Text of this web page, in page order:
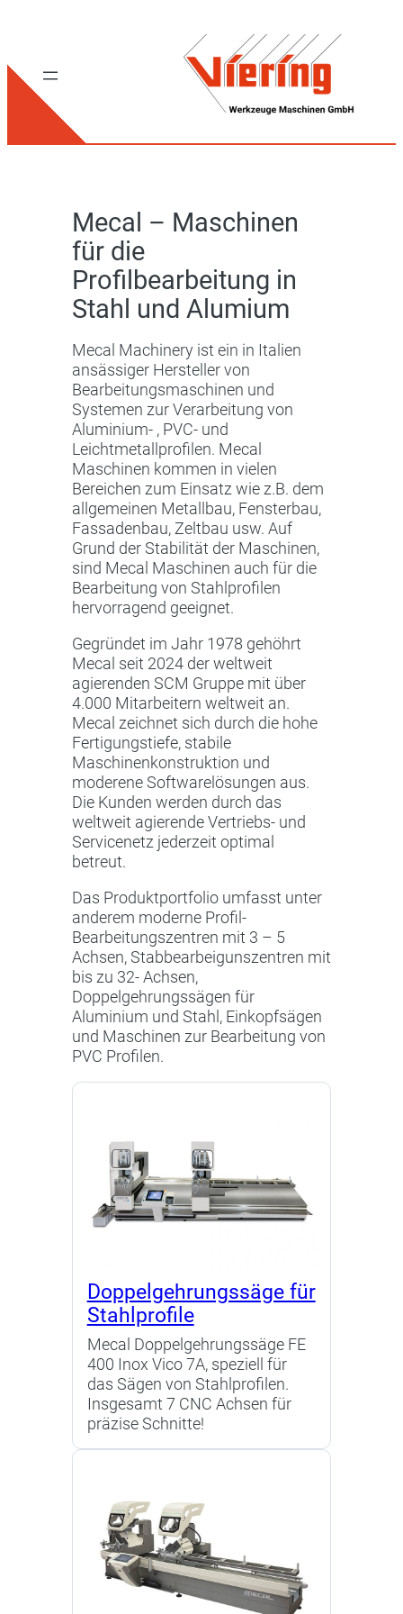
Mecal – Maschinen
für die
Profilbearbeitung in
Stahl und Alumium
Mecal Machinery ist ein in Italien
ansässiger Hersteller von
Bearbeitungsmaschinen und
Systemen zur Verarbeitung von
Aluminium- , PVC- und
Leichtmetallprofilen. Mecal
Maschinen kommen in vielen
Bereichen zum Einsatz wie z.B. dem
allgemeinen Metallbau, Fensterbau,
Fassadenbau, Zeltbau usw. Auf
Grund der Stabilität der Maschinen,
sind Mecal Maschinen auch für die
Bearbeitung von Stahlprofilen
hervorragend geeignet.
Gegründet im Jahr 1978 gehöhrt
Mecal seit 2024 der weltweit
agierenden SCM Gruppe mit über
4.000 Mitarbeitern weltweit an.
Mecal zeichnet sich durch die hohe
Fertigungstiefe, stabile
Maschinenkonstruktion und
moderene Softwarelösungen aus.
Die Kunden werden durch das
weltweit agierende Vertriebs- und
Servicenetz jederzeit optimal
betreut.
Das Produktportfolio umfasst unter
anderem moderne Profil-
Bearbeitungszentren mit 3 – 5
Achsen, Stabbearbeigunszentren mit
bis zu 32- Achsen,
Doppelgehrungssägen für
Aluminium und Stahl, Einkopfsägen
und Maschinen zur Bearbeitung von
PVC Profilen.
Doppelgehrungssäge für
Stahlprofile
Mecal Doppelgehrungssäge FE
400 Inox Vico 7A, speziell für
das Sägen von Stahlprofilen.
Insgesamt 7 CNC Achsen für
präzise Schnitte!